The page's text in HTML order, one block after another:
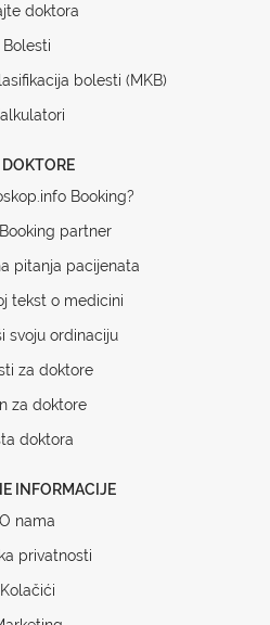
doktora
Bolesti
bolesti (MKB)
Booking?
partner
pitanja pacijenata
tekst o medicini
svoju ordinaciju
za doktore
za doktore
doktora
INFORMACIJE
O nama
privatnosti
Kolačići